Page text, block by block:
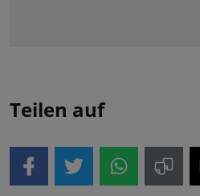
Teilen auf